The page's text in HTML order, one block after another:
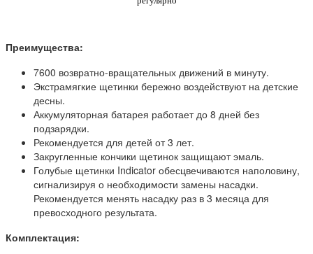
Преимущества:
7600 возвратно-вращательных движений в минуту.
Экстрамягкие щетинки бережно воздействуют на детские
десны.
Аккумуляторная батарея работает до 8 дней без
подзарядки.
Рекомендуется для детей от 3 лет.
Закругленные кончики щетинок защищают эмаль.
Голубые щетинки Indicator обесцвечиваются наполовину,
сигнализируя о необходимости замены насадки.
Рекомендуется менять насадку раз в 3 месяца для
превосходного результата.
Комплектация: